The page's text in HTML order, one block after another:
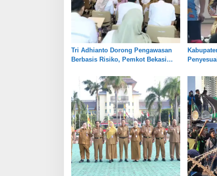
Tri Adhianto Dorong Pengawasan
Berbasis Risiko, Pemkot Bekasi
Pertanian